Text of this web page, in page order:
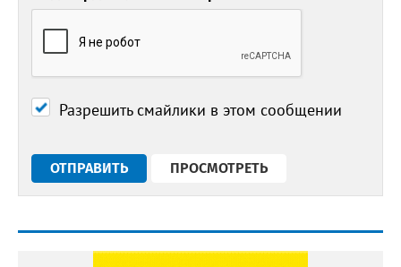
Разрешить смайлики в этом сообщении